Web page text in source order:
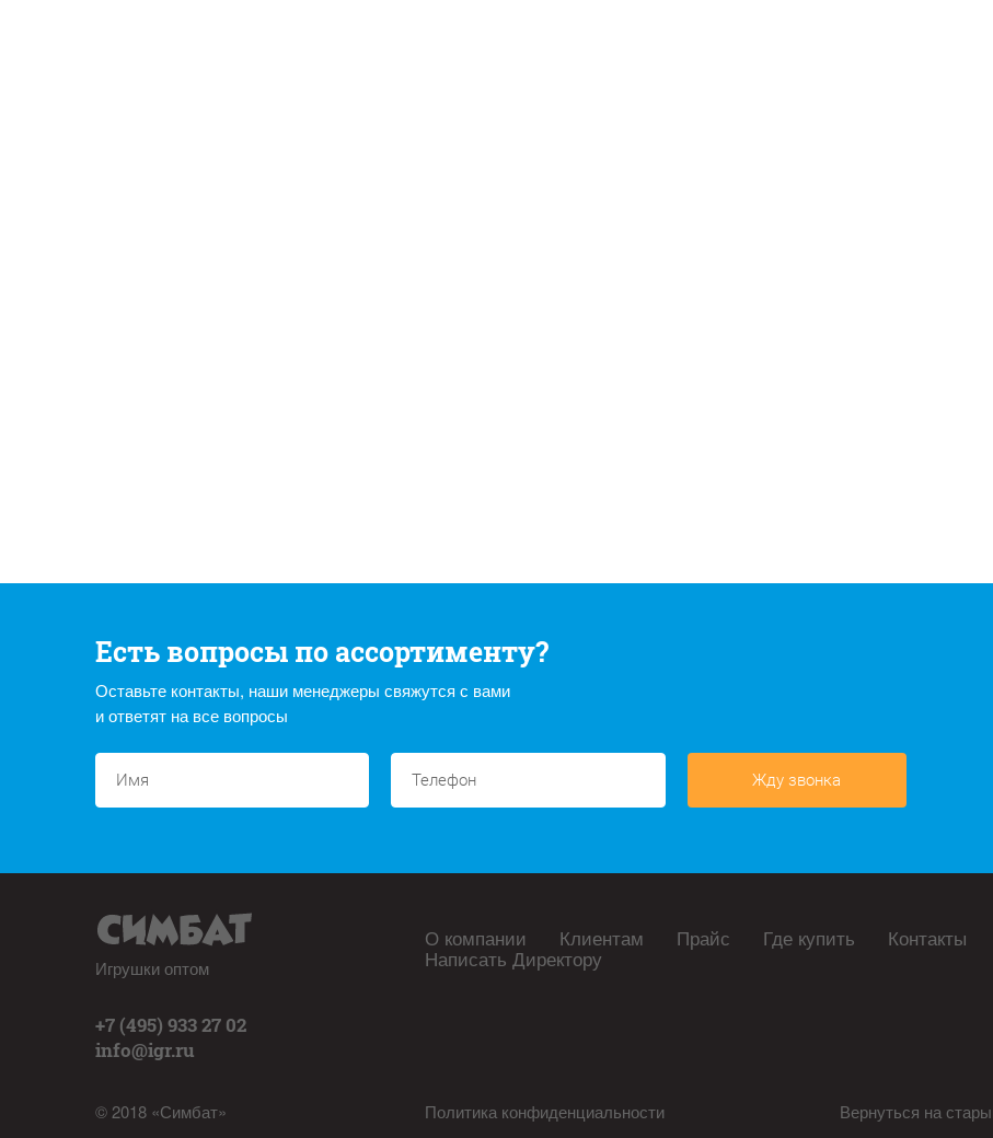
Есть вопросы по ассортименту?
Оставьте контакты, наши менеджеры свяжутся с вами
и ответят на все вопросы
Жду звонка
Игрушки оптом
+7 (495) 933 27 02
info@igr.ru
© 2018 «Симбат»
О компании Клиентам Прайс Где купить Контакты
Написать Директору
Политика конфиденциальности Вернуться на